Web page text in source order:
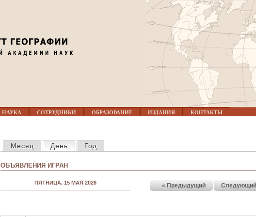
Jump to navigation
НАУКА СОТРУДНИКИ ОБРАЗОВАНИЕ ИЗДАНИЯ КОНТАКТЫ
ГЛАВНЫЕ ВКЛАДКИ
Месяц День (активная вкладка)
Год
ОБЪЯВЛЕНИЯ ИГРАН
ПЯТНИЦА, 15 МАЯ 2026 « Предыдущий